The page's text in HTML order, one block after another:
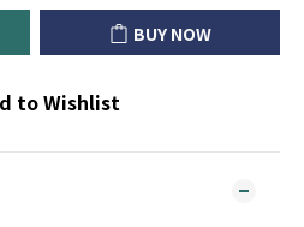
BUY NOW
to Wishlist